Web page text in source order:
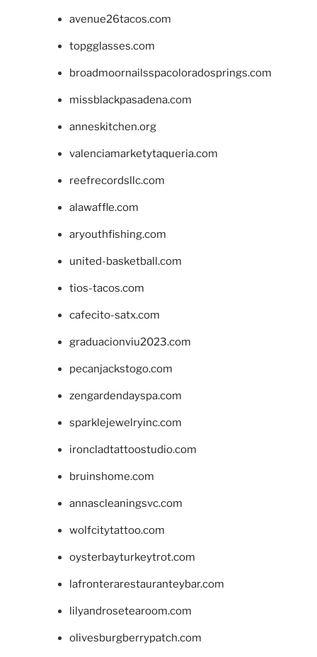
avenue26tacos.com
topgglasses.com
broadmoornailsspacoloradosprings.com
missblackpasadena.com
anneskitchen.org
valenciamarketytaqueria.com
reefrecordsllc.com
alawaffle.com
aryouthfishing.com
united-basketball.com
tios-tacos.com
cafecito-satx.com
graduacionviu2023.com
pecanjackstogo.com
zengardendayspa.com
sparklejewelryinc.com
ironcladtattoostudio.com
bruinshome.com
annascleaningsvc.com
wolfcitytattoo.com
oysterbayturkeytrot.com
lafronterarestauranteybar.com
lilyandrosetearoom.com
olivesburgberrypatch.com